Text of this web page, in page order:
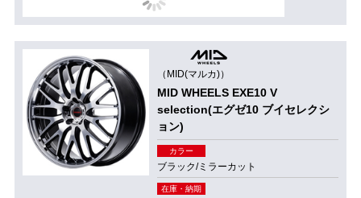
（MID(マルカ)）
MID WHEELS EXE10 V
selection(エグゼ10 ブイセレクシ
ョン)
カラー
ブラック/ミラーカット
在庫・納期